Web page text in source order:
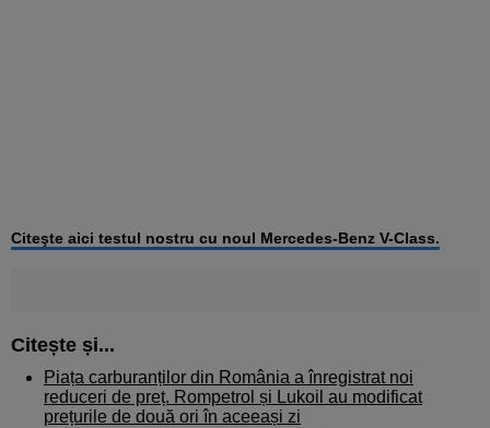
Citeşte aici testul nostru cu noul Mercedes-Benz V-Class.
Citește și...
Piața carburanților din România a înregistrat noi
reduceri de preț. Rompetrol și Lukoil au modificat
prețurile de două ori în aceeași zi